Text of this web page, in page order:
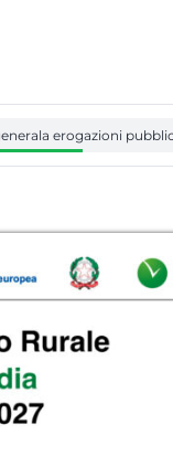
erogazioni